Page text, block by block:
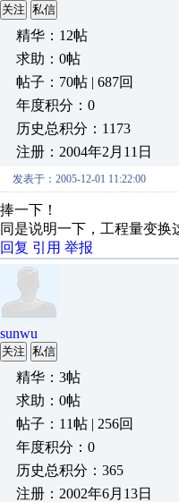
关注 私信
精华：12帖
求助：0帖
帖子：70帖 | 687回
年度积分：0
历史总积分：1173
注册：2004年2月11日
发表于：2005-12-01 11:22:00
捧一下！
同是说明一下，工程量变
回复 引用 举报
sunwu
关注 私信
精华：3帖
求助：0帖
帖子：11帖 | 256回
年度积分：0
历史总积分：365
注册：2002年6月13日